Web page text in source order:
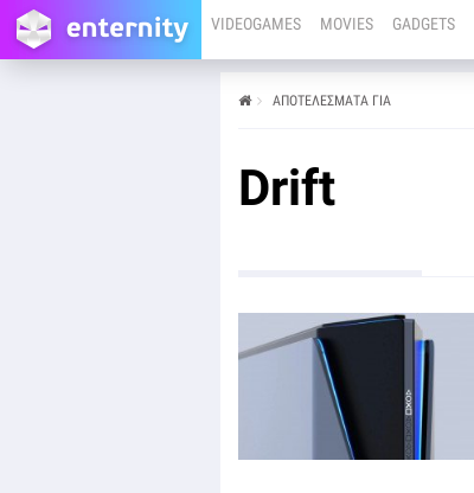
VIDEOGAMES MOVIES GADGETS
ΑΠΟΤΕΛΕΣΜΑΤΑ ΓΙΑ
Drift